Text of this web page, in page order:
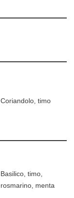
Coriandolo, timo
Basilico, timo,
rosmarino, menta